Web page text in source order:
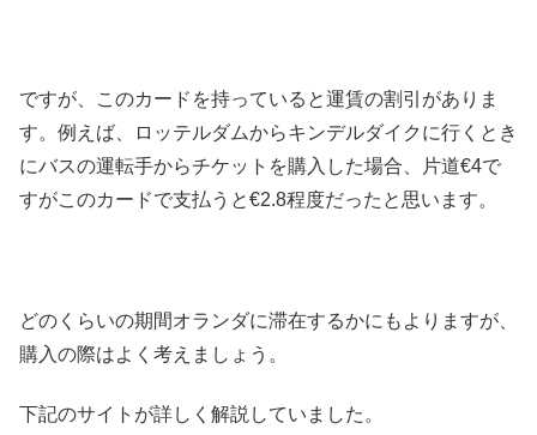
ですが、このカードを持っていると運賃の割引がありま
す。例えば、ロッテルダムからキンデルダイクに行くとき
にバスの運転手からチケットを購入した場合、片道€4で
すがこのカードで支払うと€2.8程度だったと思います。
どのくらいの期間オランダに滞在するかにもよりますが、
購入の際はよく考えましょう。
下記のサイトが詳しく解説していました。